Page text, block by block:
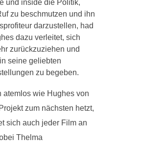
und inside die Politik,
zu beschmutzen und ihn
darzustellen, had
dazu verleitet, sich
zurückzuziehen und
seine geliebten
zu begeben.
atemlos wie Hughes von
zum nächsten hetzt,
sich auch jeder Film an
Thelma